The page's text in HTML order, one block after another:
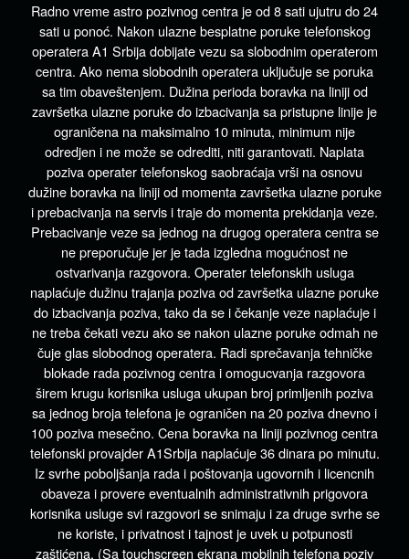
Radno vreme astro pozivnog centra je od 8 sati ujutru do 24
sati u ponoć. Nakon ulazne besplatne poruke telefonskog
operatera A1 Srbija dobijate vezu sa slobodnim operaterom
centra. Ako nema slobodnih operatera uključuje se poruka
sa tim obaveštenjem. Dužina perioda boravka na liniji od
završetka ulazne poruke do izbacivanja sa pristupne linije je
ograničena na maksimalno 10 minuta, minimum nije
odredjen i ne može se odrediti, niti garantovati. Naplata
poziva operater telefonskog saobraćaja vrši na osnovu
dužine boravka na liniji od momenta završetka ulazne poruke
i prebacivanja na servis i traje do momenta prekidanja veze.
Prebacivanje veze sa jednog na drugog operatera centra se
ne preporučuje jer je tada izgledna mogućnost ne
ostvarivanja razgovora. Operater telefonskih usluga
naplaćuje dužinu trajanja poziva od završetka ulazne poruke
do izbacivanja poziva, tako da se i čekanje veze naplaćuje i
ne treba čekati vezu ako se nakon ulazne poruke odmah ne
čuje glas slobodnog operatera. Radi sprečavanja tehničke
blokade rada pozivnog centra i omogucvanja razgovora
širem krugu korisnika usluga ukupan broj primljenih poziva
sa jednog broja telefona je ograničen na 20 poziva dnevno i
100 poziva mesečno. Cena boravka na liniji pozivnog centra
telefonski provajder A1Srbija naplaćuje 36 dinara po minutu.
Iz svrhe poboljšanja rada i poštovanja ugovornih i licencnih
obaveza i provere eventualnih administrativnih prigovora
korisnika usluge svi razgovori se snimaju i za druge svrhe se
ne koriste, i privatnost i tajnost je uvek u potpunosti
zaštićena. (Sa touchscreen ekrana mobilnih telefona poziv